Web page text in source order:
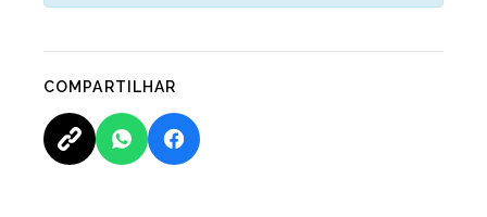
COMPARTILHAR